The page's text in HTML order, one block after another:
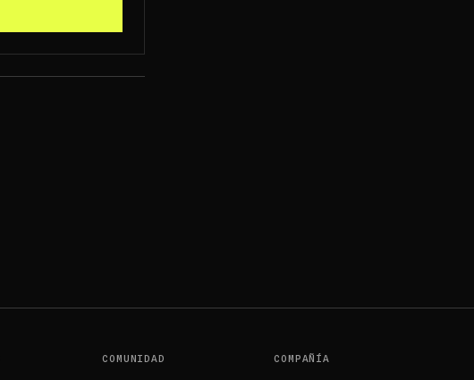
COMUNIDAD COMPAÑÍA